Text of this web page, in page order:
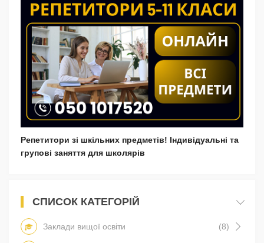
СПИСОК КАТЕГОРІЙ
Заклади вищої освіти (8)
Репетитори зі шкільних предметів! Індивідуальні та
групові заняття для школярів